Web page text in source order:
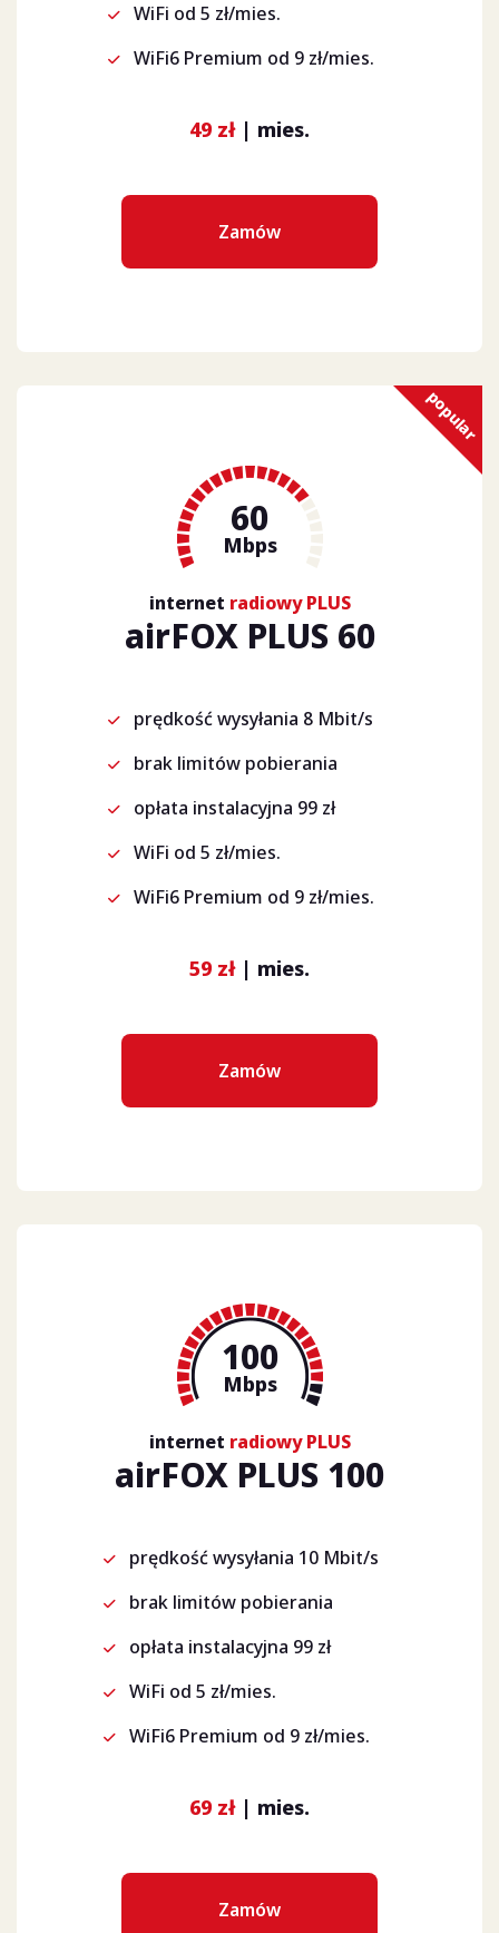
WiFi od 5 zł/mies.
WiFi6 Premium od 9 zł/mies.
49 zł | mies.
Zamów
popular
60
Mbps
internet radiowy PLUS
airFOX PLUS 60
prędkość wysyłania 8 Mbit/s
brak limitów pobierania
opłata instalacyjna 99 zł
WiFi od 5 zł/mies.
WiFi6 Premium od 9 zł/mies.
59 zł | mies.
Zamów
100
Mbps
internet radiowy PLUS
airFOX PLUS 100
prędkość wysyłania 10 Mbit/s
brak limitów pobierania
opłata instalacyjna 99 zł
WiFi od 5 zł/mies.
WiFi6 Premium od 9 zł/mies.
69 zł | mies.
Zamów